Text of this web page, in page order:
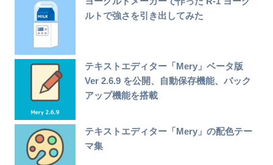
ルトで強さを引き出してみた
テキストエディター「Mery」ベータ版
Ver 2.6.9 を公開、自動保存機能、バック
アップ機能を搭載
テキストエディター「Mery」の配色テー
マ集